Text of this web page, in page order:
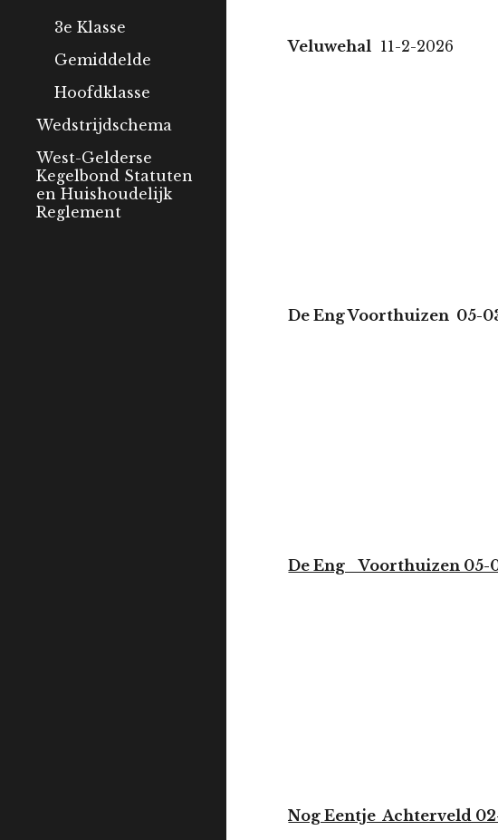
3e Klasse
Gemiddelde
Hoofdklasse
Wedstrijdschema
West-Gelderse
Kegelbond Statuten
en Huishoudelijk
Reglement
Veluwehal 11-2-
De Eng Voorthuizen 05-
De Eng Voorthuizen 05-
Nog Eentje Achterveld